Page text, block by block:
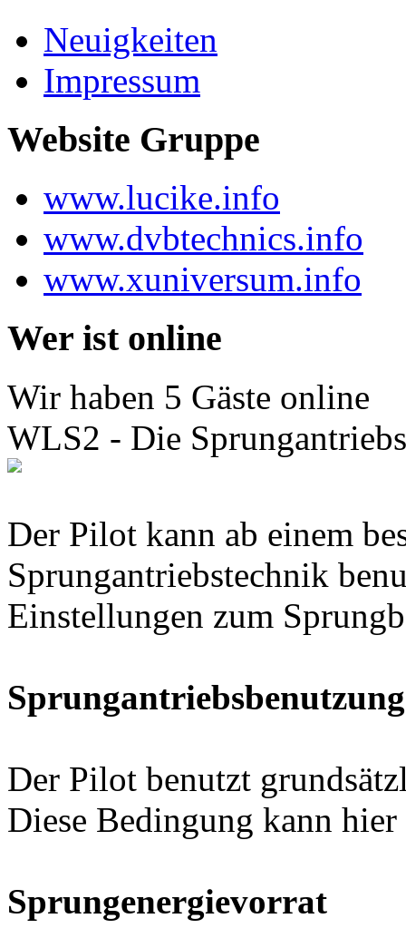
Neuigkeiten
Impressum
Website Gruppe
www.lucike.info
www.dvbtechnics.info
www.xuniversum.info
Wer ist online
Wir haben 5 Gäste online
WLS2 - Die
Der Pilot kann ab einem
Sprungantriebstechnik
Einstellungen zum
Sprungantriebsbenutzung
Der Pilot benutzt
Diese Bedingung kann hier
Sprungenergievorrat